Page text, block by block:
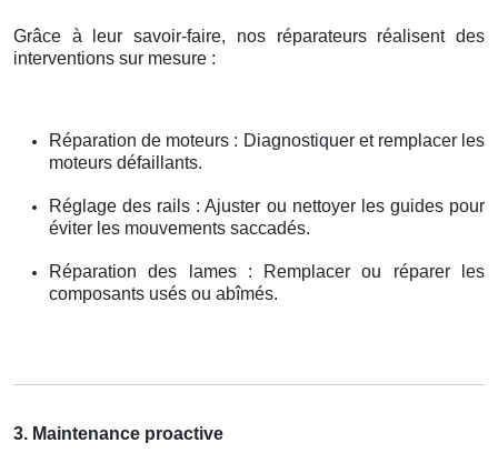
Grâce à leur savoir-faire, nos réparateurs réalisent des
interventions sur mesure :
Réparation de moteurs : Diagnostiquer et remplacer les
moteurs défaillants.
Réglage des rails : Ajuster ou nettoyer les guides pour
éviter les mouvements saccadés.
Réparation des lames : Remplacer ou réparer les
composants usés ou abîmés.
3. Maintenance proactive